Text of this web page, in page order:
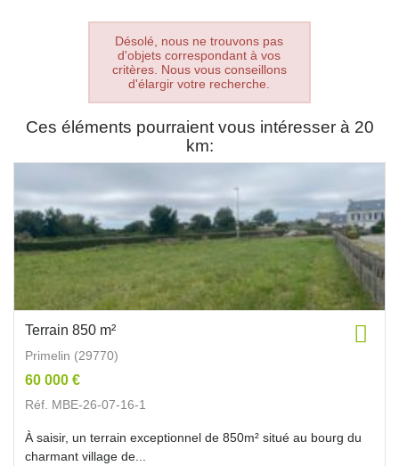
Désolé, nous ne trouvons pas
d'objets correspondant à vos
critères. Nous vous conseillons
d'élargir votre recherche.
Ces éléments pourraient vous intéresser à 20
km:
Terrain 850 m²
Primelin (29770)
60 000 €
Réf. MBE-26-07-16-1
À saisir, un terrain exceptionnel de 850m² situé au bourg du
charmant village de...